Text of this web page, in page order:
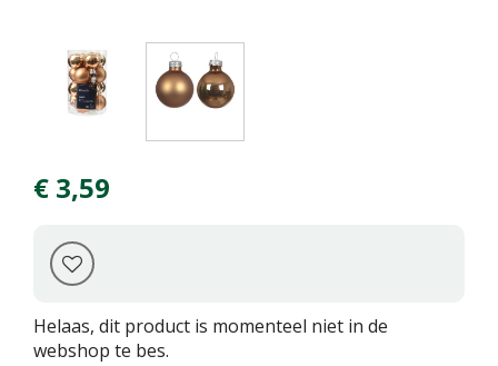
€ 3,59
Helaas, dit product is momenteel niet in de
webshop te bes.